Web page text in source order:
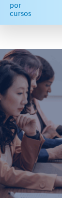
por
cursos